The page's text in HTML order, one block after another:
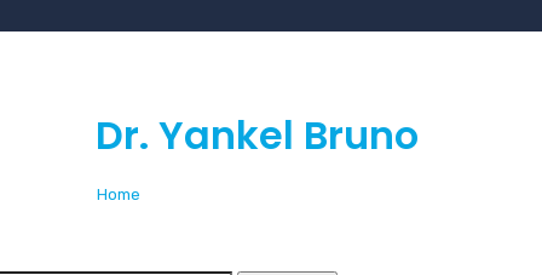
Dr. Yankel Bruno
Home